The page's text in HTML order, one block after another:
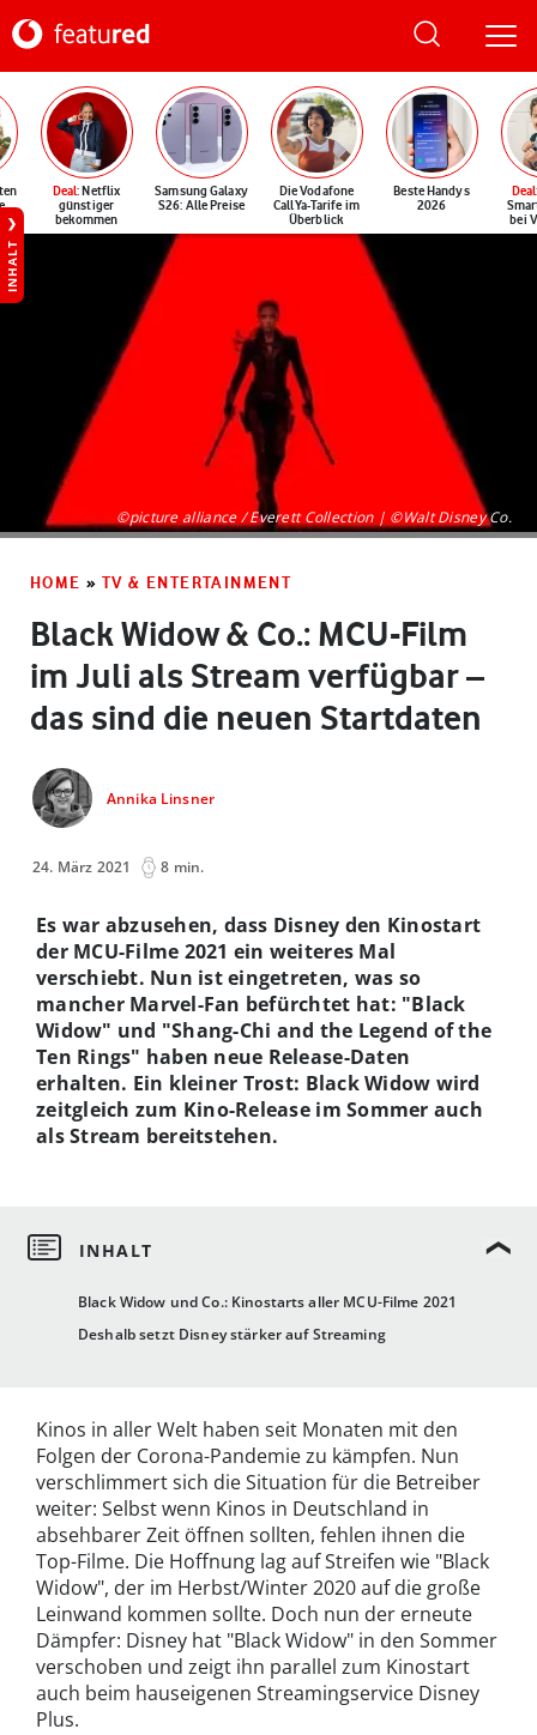
Deal: Netflix
günstiger
bekommen
Samsung Galaxy
S26: Alle Preise
Die Vodafone
CallYa-Tarife im
Überblick
Beste Handys
2026
Deal
bei
INHALT
©picture alliance / Everett Collection | ©Walt Disney Co.
HOME » TV & ENTERTAINMENT
Black Widow & Co.: MCU-Film
im Juli als Stream verfügbar –
das sind die neuen Startdaten
Annika Linsner
24. März 2021 8 min.
Black Widow und Co.: Kinostarts aller MCU-Filme 2021
Deshalb setzt Disney stärker auf Streaming
Es war abzusehen, dass Disney den Kinostart
der MCU-Filme 2021 ein weiteres Mal
verschiebt. Nun ist eingetreten, was so
mancher Marvel-Fan befürchtet hat: "Black
Widow" und "Shang-Chi and the Legend of the
Ten Rings" haben neue Release-Daten
erhalten. Ein kleiner Trost: Black Widow wird
zeitgleich zum Kino-Release im Sommer auch
als Stream bereitstehen.
Kinos in aller Welt haben seit Monaten mit den
Folgen der Corona-Pandemie zu kämpfen. Nun
verschlimmert sich die Situation für die Betreiber
weiter: Selbst wenn Kinos in Deutschland in
absehbarer Zeit öffnen sollten, fehlen ihnen die
Top-Filme. Die Hoffnung lag auf Streifen wie "Black
Widow", der im Herbst/Winter 2020 auf die große
Leinwand kommen sollte. Doch nun der erneute
Dämpfer: Disney hat "Black Widow" in den Sommer
verschoben und zeigt ihn parallel zum Kinostart
auch beim hauseigenen Streamingservice Disney
Plus.